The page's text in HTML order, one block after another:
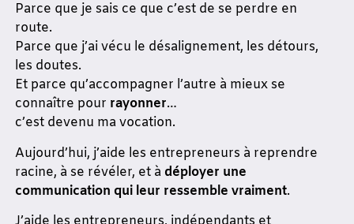
Parce que je sais ce que c’est de se perdre en
route.
Parce que j’ai vécu le désalignement, les détours,
les doutes.
Et parce qu’accompagner l’autre à mieux se
connaître pour rayonner…
c’est devenu ma vocation.
Aujourd’hui, j’aide les entrepreneurs à reprendre
racine, à se révéler, et à déployer une
communication qui leur ressemble vraiment.